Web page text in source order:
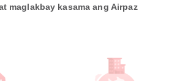
maglakbay kasama ang Airpaz